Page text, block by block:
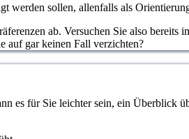
werden sollen, allenfalls als
ab. Versuchen Sie also bereits
auf gar keinen Fall verzichten?
es für Sie leichter sein, ein Überblick